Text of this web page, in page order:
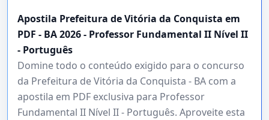
Apostila Prefeitura de Vitória da Conquista em
PDF - BA 2026 - Professor Fundamental II Nível II
- Português
Domine todo o conteúdo exigido para o concurso
da Prefeitura de Vitória da Conquista - BA com a
apostila em PDF exclusiva para Professor
Fundamental II Nível II - Português. Aproveite esta